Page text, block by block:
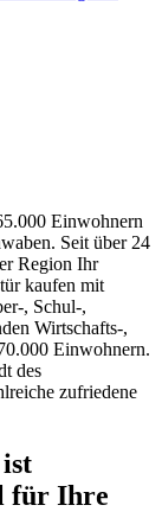
Einwohnern
Seit über 24
Region Ihr
kaufen mit
, Schul-,
Wirtschafts-,
Einwohnern.
des
zufriedene
für Ihre